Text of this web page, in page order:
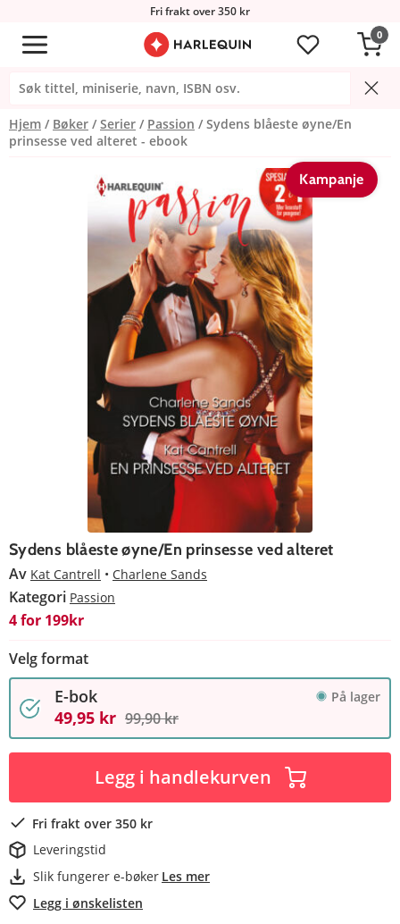
Fri frakt over 350 kr
0
Hjem Bøker Serier Passion
Sydens blåeste øyne/En
prinsesse ved alteret - ebook
Kampanje
Sydens blåeste øyne/En prinsesse ved alteret
Av Kat Cantrell Charlene Sands
Kategori Passion
4 for 199kr
Velg format
E-bok På lager
49,95 kr 99,90 kr
Legg i handlekurven
Fri frakt over 350 kr
Leveringstid
Slik fungerer e-bøker Les mer
Legg i ønskelisten